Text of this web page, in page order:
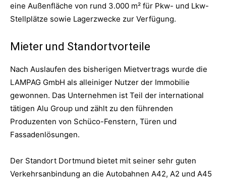
eine Außenfläche von rund 3.000 m² für Pkw- und Lkw-
Stellplätze sowie Lagerzwecke zur Verfügung.
Mieter und Standortvorteile
Nach Auslaufen des bisherigen Mietvertrags wurde die
LAMPAG GmbH als alleiniger Nutzer der Immobilie
gewonnen. Das Unternehmen ist Teil der international
tätigen Alu Group und zählt zu den führenden
Produzenten von Schüco-Fenstern, Türen und
Fassadenlösungen.
Der Standort Dortmund bietet mit seiner sehr guten
Verkehrsanbindung an die Autobahnen A42, A2 und A45